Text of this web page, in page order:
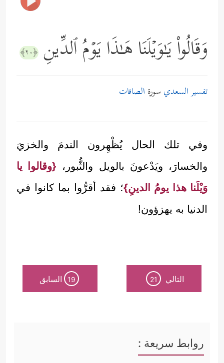
وَقَالُواْ یَـٰوَیۡلَنَا هَـٰذَا یَوۡمُ ٱلدِّینِ ﴿٢٠﴾
تفسير السعدي سورة الصافات
وفي تلك الحال يُظْهِرون الندمَ والخزيَ
والخسارَ، ويَدْعونَ بالويل والثُّبور، {وقالوا يا
وَيْلَنا هذا يومُ الدينِ}؛ فقد أقرُّوا بما كانوا في
الدنيا به يهزؤون!
التالي 21
19 السابق
روابط سريعة :